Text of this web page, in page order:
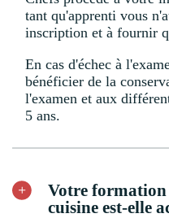
tant qu'apprenti vous
inscription et à fournir
En cas d'échec à
bénéficier de la
l'examen et aux
5 ans.
Votre formation
cuisine est-elle